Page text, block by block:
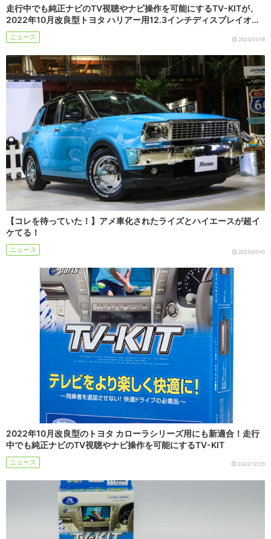
走行中でも純正ナビのTV視聴やナビ操作を可能にするTV-KITが、
2022年10月改良型トヨタ ハリアー用12.3インチディスプレイオ…
ニュース 2023/01/19
【コレを待っていた！】アメ車化されたライズとハイエースが超イ
ケてる！
ニュース 2023/01/10
2022年10月改良型のトヨタ カローラシリーズ用にも新適合！走行
中でも純正ナビのTV視聴やナビ操作を可能にするTV-KIT
ニュース 2022/12/23